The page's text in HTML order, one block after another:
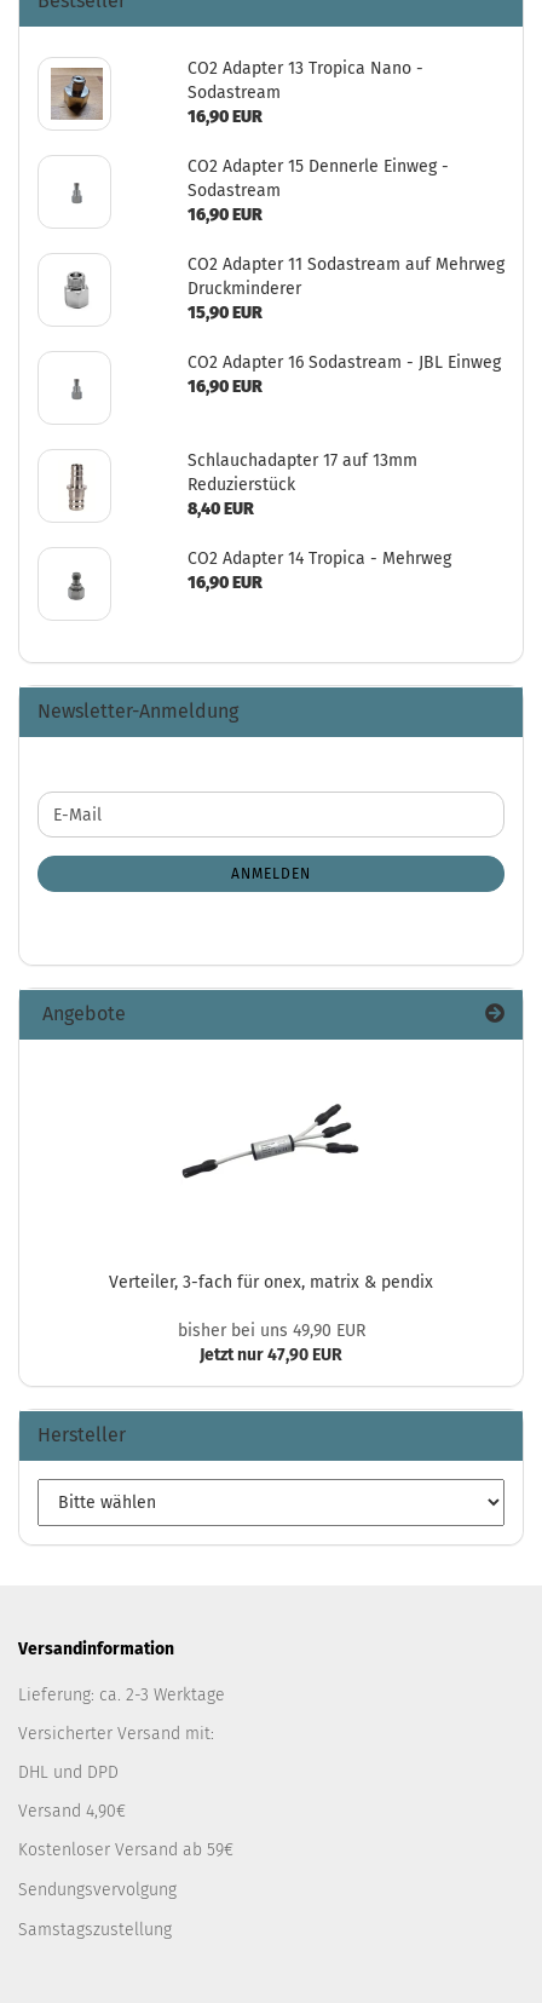
CO2 Adapter 13 Tropica Nano -
Sodastream
16,90 EUR
CO2 Adapter 15 Dennerle Einweg -
Sodastream
16,90 EUR
CO2 Adapter 11 Sodastream auf Mehrweg
Druckminderer
15,90 EUR
CO2 Adapter 16 Sodastream - JBL Einweg
16,90 EUR
Schlauchadapter 17 auf 13mm
Reduzierstück
8,40 EUR
CO2 Adapter 14 Tropica - Mehrweg
16,90 EUR
Newsletter-Anmeldung
WEITER
ZUR
ANMELDUNG
E-
Mail
ANMELDEN
Angebote
Verteiler, 3-fach für onex, matrix & pendix
bisher bei uns 49,90 EUR
Jetzt nur 47,90 EUR
Hersteller
Versandinformation
Lieferung: ca. 2-3 Werktage
Versicherter Versand mit:
DHL und DPD
Versand 4,90€
Kostenloser Versand ab 59€
Sendungsvervolgung
Samstagszustellung